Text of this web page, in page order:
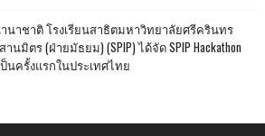
นาชาติ โรงเรียนสาธิตมหาวิทยาลัยศรีครินทร
นมิตร (ฝ่ายมัธยม) (SPIP) ได้จัด SPIP Hackathon
นครั้งแรกในประเทศไทย